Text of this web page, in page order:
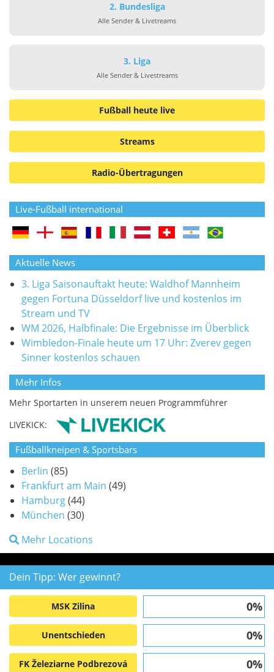
2. Bundesliga
Alle Sender & Livetreams
3. Liga
Alle Sender & Livestreams
Fußball heute live
Streams
Radio-Übertragungen
Live-Fußball international
Aktuelle News
3. Liga Saisonauftakt heute: Waldhof Mannheim
gegen Fortuna Düsseldorf live und kostenlos im
Stream und TV
WM 2026, Halbfinale: Die Ergebnisse im Überblick
Wimbledon-Finale heute um 17 Uhr: Zverev gegen
Sinner kostenlos schauen
Mehr Infos
Mehr Sportarten in unserem neuen Programmführer
LIVEKICK:
Fußballkneipen & Sportsbars
Berlin (85)
Frankfurt am Main (49)
Hamburg(44)
München (30)
Mehr Locations
Dein Tipp: Wer gewinnt?
MSK Zilina 0%
Unentschieden 0%
FK Železiarne Podbrezová 0%